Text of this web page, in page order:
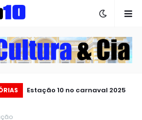
Estação 10 no carnaval 2025